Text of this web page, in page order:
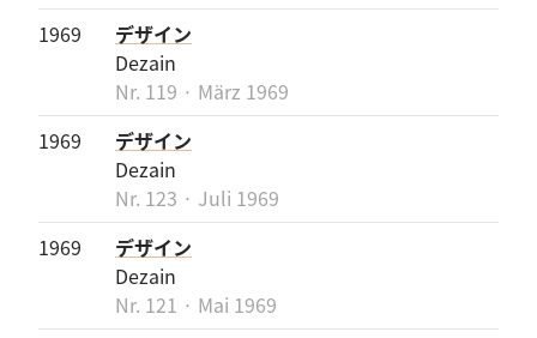
1969
デザイン
Dezain
Nr. 119 · März 1969
1969
デザイン
Dezain
Nr. 123 · Juli 1969
1969
デザイン
Dezain
Nr. 121 · Mai 1969